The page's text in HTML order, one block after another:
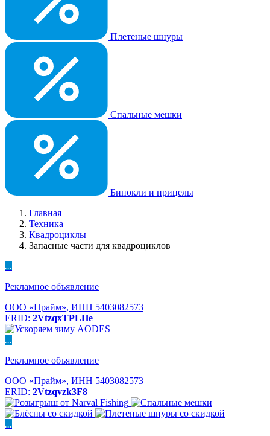
Плетеные шнуры
Спальные мешки
Бинокли и прицелы
Главная
Техника
Квадроциклы
Запасные части для квадроциклов
...
Рекламное объявление
ООО «Прайм», ИНН 5403082573
ERID: 2VtzqxTPLHe
...
Рекламное объявление
ООО «Прайм», ИНН 5403082573
ERID: 2Vtzqvzk3F8
...